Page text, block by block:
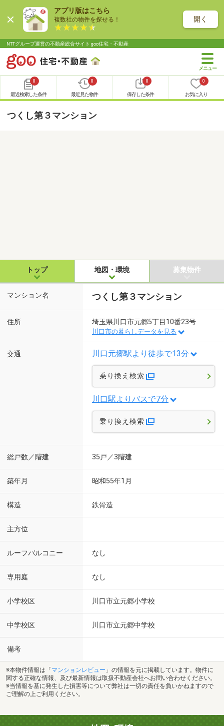
アプリ版はこちら
複数社の物件を探せる！ 開く
NTTグループ運営の不動産総合サイト goo住宅・不動産
0
最近検索した条件
0
最近見た物件
0
保存した条件
0
お気に入り
つくし第３マンション
トップ 地図・環境 募集物件
マンション名 つくし第３マンション
住所 埼玉県川口市元郷5丁目10番23号
川口市の暮らしデータを見る
交通 川口元郷駅より徒歩で13分
乗り換え検索
川口駅よりバスで7分
乗り換え検索
総戸数／階建 35戸／3階建
築年月 昭和55年1月
構造 鉄骨造
主方位
ルーフバルコニー なし
専用庭 なし
小学校区 川口市立元郷小学校
中学校区 川口市立元郷中学校
備考
※本物件情報は「 マンションレビュー 」の情報を元に掲載しています。物件に
関する正確な情報、及び最新情報は取扱不動産会社へお問い合わせください。
※当情報を基に発生した損害等について弊社は一切の責任を負いかねますので
ご理解の上ご利用ください。